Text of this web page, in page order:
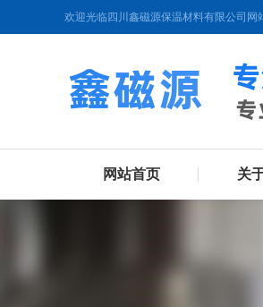
欢迎光临四川鑫磁源保温材料有限公司
网站首页 关